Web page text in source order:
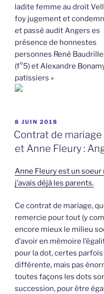
ladite femme au droit
foy jugement et
et passé audit Angers es
présence de honnestes
personnes René
(f°5) et Alexandre
patissiers »
PUBLIÉ
LE
8 JUIN 2018
Contrat de
et Anne Fleury :
Anne Fleury est un
j’avais déjà les parents.
Ce contrat de mariage,
remercie pour tout (y
encore mieux le milieu
d’avoir en mémoire
pour la dot, certes
différente, mais pas
toutes façons les dots
succession, pour être